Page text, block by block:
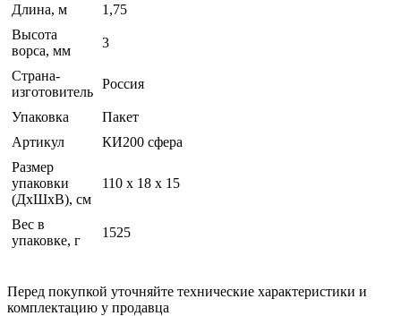
Длина, м
1,75
Высота
ворса, мм
3
Страна-
изготовитель
Россия
Упаковка
Пакет
Артикул
КИ200 сфера
Размер
упаковки
(ДхШхВ), см
110 x 18 x 15
Вес в
упаковке, г
1525
Перед покупкой уточняйте технические характеристики и
комплектацию у продавца